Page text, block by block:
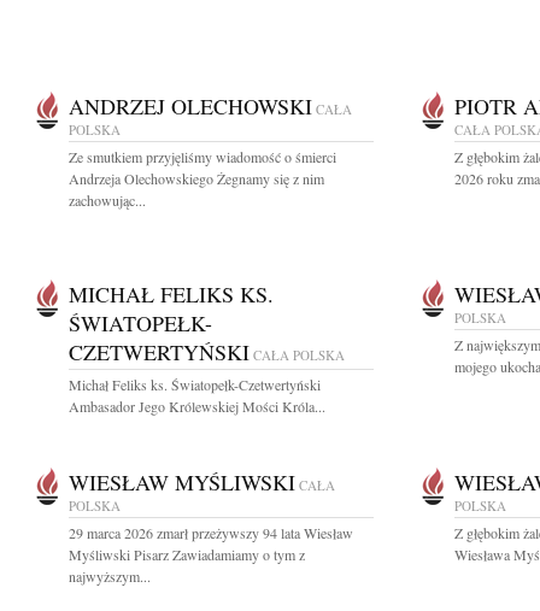
ANDRZEJ OLECHOWSKI CAŁA
POLSKA
Ze smutkiem przyjęliśmy wiadomość o śmierci
Andrzeja Olechowskiego Żegnamy się z nim
zachowując...
PIOTR
CAŁA
Z głębokim
2026 roku
MICHAŁ FELIKS KS.
ŚWIATOPEŁK-
CZETWERTYŃSKI CAŁA POLSKA
Michał Feliks ks. Światopełk-Czetwertyński
Ambasador Jego Królewskiej Mości Króla...
POLSKA
Z
mojego
WIESŁAW MYŚLIWSKI CAŁA
POLSKA
29 marca 2026 zmarł przeżywszy 94 lata Wiesław
Myśliwski Pisarz Zawiadamiamy o tym z
najwyższym...
POLSKA
Z głębokim
Wiesława